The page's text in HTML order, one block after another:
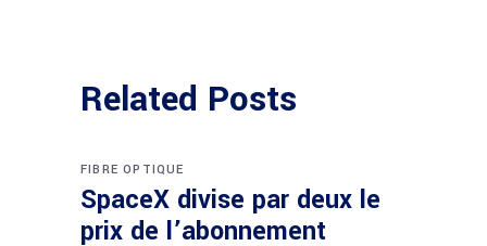
Related Posts
FIBRE OPTIQUE
SpaceX divise par deux le
prix de l’abonnement